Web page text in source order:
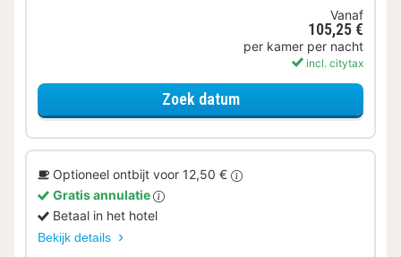
Vanaf
105,25 €
per kamer per nacht
incl. citytax
Zoek datumvoor Ontbijt Special
Optioneel ontbijt voor 12,50 €
Gratis annulatie
Betaal in het hotel
Bekijk details